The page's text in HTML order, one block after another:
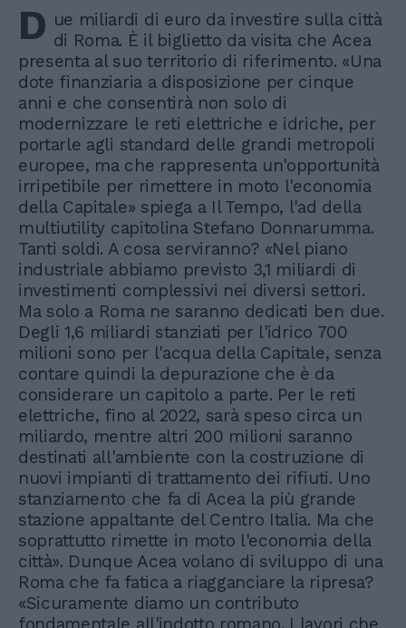
D ue miliardi di euro da investire sulla città
di Roma. È il biglietto da visita che Acea
presenta al suo territorio di riferimento. «Una
dote finanziaria a disposizione per cinque
anni e che consentirà non solo di
modernizzare le reti elettriche e idriche, per
portarle agli standard delle grandi metropoli
europee, ma che rappresenta un'opportunità
irripetibile per rimettere in moto l'economia
della Capitale» spiega a Il Tempo, l'ad della
multiutility capitolina Stefano Donnarumma.
Tanti soldi. A cosa serviranno? «Nel piano
industriale abbiamo previsto 3,1 miliardi di
investimenti complessivi nei diversi settori.
Ma solo a Roma ne saranno dedicati ben due.
Degli 1,6 miliardi stanziati per l'idrico 700
milioni sono per l'acqua della Capitale, senza
contare quindi la depurazione che è da
considerare un capitolo a parte. Per le reti
elettriche, fino al 2022, sarà speso circa un
miliardo, mentre altri 200 milioni saranno
destinati all'ambiente con la costruzione di
nuovi impianti di trattamento dei rifiuti. Uno
stanziamento che fa di Acea la più grande
stazione appaltante del Centro Italia. Ma che
soprattutto rimette in moto l'economia della
città». Dunque Acea volano di sviluppo di una
Roma che fa fatica a riagganciare la ripresa?
«Sicuramente diamo un contributo